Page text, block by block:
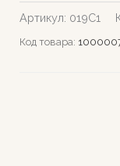
Артикул: 019С1
Код товара: